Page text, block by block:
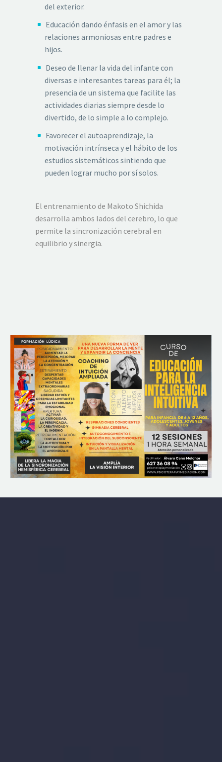
del exterior.
Educación dando énfasis en el amor y las
relaciones armoniosas entre padres e
hijos.
Deseo de llenar la vida del infante con
diversas e interesantes tareas para él; la
presencia de un sistema que facilite las
actividades diarias siempre desde lo
divertido, de lo simple a lo complejo.
Favorecer el autoaprendizaje, la
motivación intrínseca y el hábito de los
estudios sistemáticos sintiendo que
pueden lograr mucho por sí solos.
El entrenamiento de Makoto Shichida
desarrolla ambos lados del cerebro, lo que
permite la sincronización cerebral en
equilibrio y sinergia.